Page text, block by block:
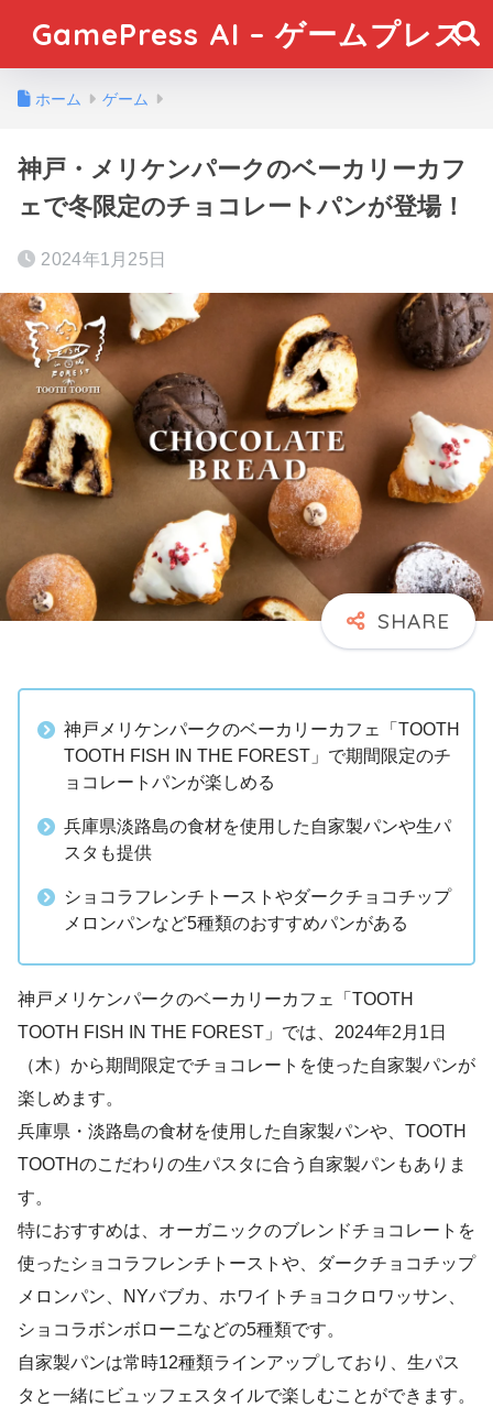
GamePress AI – ゲームプレス
ホーム ゲーム
神戸・メリケンパークのベーカリーカフ
ェで冬限定のチョコレートパンが登場！
2024年1月25日
神戸メリケンパークのベーカリーカフェ「TOOTH
TOOTH FISH IN THE FOREST」で期間限定のチ
ョコレートパンが楽しめる
兵庫県淡路島の食材を使用した自家製パンや生パ
スタも提供
ショコラフレンチトーストやダークチョコチップ
メロンパンなど5種類のおすすめパンがある
神戸メリケンパークのベーカリーカフェ「TOOTH
TOOTH FISH IN THE FOREST」では、2024年2月1日
（木）から期間限定でチョコレートを使った自家製パンが
楽しめます。
兵庫県・淡路島の食材を使用した自家製パンや、TOOTH
TOOTHのこだわりの生パスタに合う自家製パンもありま
す。
特におすすめは、オーガニックのブレンドチョコレートを
使ったショコラフレンチトーストや、ダークチョコチップ
メロンパン、NYバブカ、ホワイトチョコクロワッサン、
ショコラボンボローニなどの5種類です。
自家製パンは常時12種類ラインアップしており、生パス
タと一緒にビュッフェスタイルで楽しむことができます。